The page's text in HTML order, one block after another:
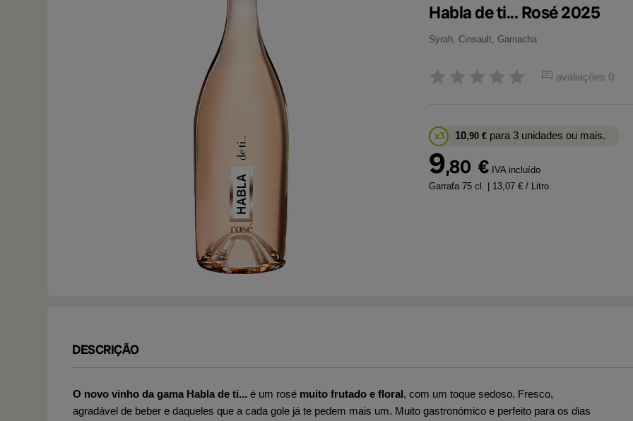
Habla de ti... Rosé 2025
Syrah, Cinsault, Garnacha
avaliações 0
x3 10,90 € para 3 unidades ou mais.
9,80 € IVA incluído
Garrafa 75 cl. | 13,07 € / Litro
DESCRIÇÃO
O novo vinho da gama Habla de ti... é um rosé muito frutado e floral, com um toque sedoso. Fresco,
agradável de beber e daqueles que a cada gole já te pedem mais um. Muito gastronómico e perfeito para os dias